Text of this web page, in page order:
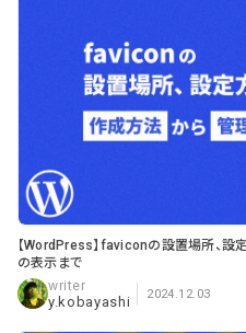
【WordPress】faviconの設置場所、
の表示まで
y.kobayashi 2024.12.03